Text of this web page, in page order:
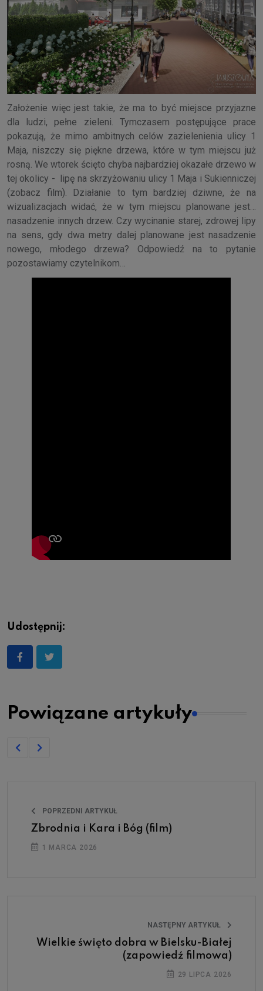
Założenie więc jest takie, że ma to być miejsce przyjazne
dla ludzi, pełne zieleni. Tymczasem postępujące prace
pokazują, że mimo ambitnych celów zazielenienia ulicy 1
Maja, niszczy się piękne drzewa, które w tym miejscu już
rosną. We wtorek ścięto chyba najbardziej okazałe drzewo w
tej okolicy - lipę na skrzyżowaniu ulicy 1 Maja i Sukienniczej
(zobacz film). Działanie to tym bardziej dziwne, że na
wizualizacjach widać, że w tym miejscu planowane jest…
nasadzenie innych drzew. Czy wycinanie starej, zdrowej lipy
na sens, gdy dwa metry dalej planowane jest nasadzenie
nowego, młodego drzewa? Odpowiedź na to pytanie
pozostawiamy czytelnikom…
Udostępnij:
Powiązane artykuły
POPRZEDNI ARTYKUŁ
Zbrodnia i Kara i Bóg (film)
1 MARCA 2026
NASTĘPNY ARTYKUŁ
Wielkie święto dobra w Bielsku-Białej
(zapowiedź filmowa)
29 LIPCA 2026